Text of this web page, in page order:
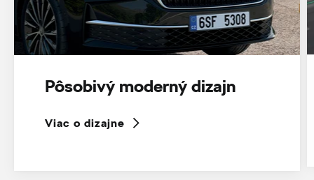
Pôsobivý moderný dizajn
Viac o dizajne